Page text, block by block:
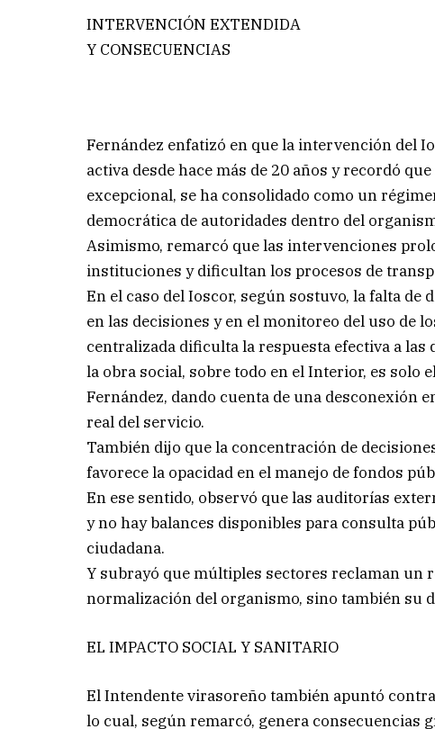
INTERVENCIÓN EXTENDIDA
Y CONSECUENCIAS
Fernández enfatizó en que la intervención del
activa desde hace más de 20 años y recordó
excepcional, se ha consolidado como un
democrática de autoridades dentro del
Asimismo, remarcó que las intervenciones
instituciones y dificultan los procesos de
En el caso del Ioscor, según sostuvo, la falta
en las decisiones y en el monitoreo del uso de
centralizada dificulta la respuesta efectiva a
la obra social, sobre todo en el Interior, es solo
Fernández, dando cuenta de una desconexión
real del servicio.
También dijo que la concentración de
favorece la opacidad en el manejo de fondos
En ese sentido, observó que las auditorías
y no hay balances disponibles para consulta
ciudadana.
Y subrayó que múltiples sectores reclaman
normalización del organismo, sino también su
EL IMPACTO SOCIAL Y SANITARIO
El Intendente virasoreño también apuntó
lo cual, según remarcó, genera consecuencias